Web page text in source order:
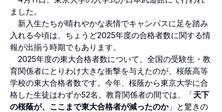
ました。
新入生たちが晴れやかな表情でキャンパスに足を踏み
入れる今頃は、ちょうど2025年度の合格者数に関する情
報が出揃う時期でもあります。
2025年度の東大合格者数について、全国の受験生・教
育関係者にとりわけ大きな衝撃を与えたのが、桜蔭高等
学校の東大合格者数です。今年、桜蔭から東京大学に合
格した生徒はわずか52名。教育関係者の間では、「天下
の桜蔭が、ここまで東大合格者が減ったのか」と驚きの